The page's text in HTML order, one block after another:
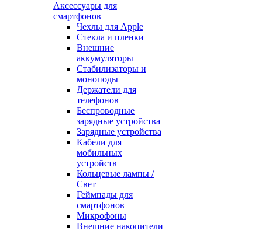
Аксессуары для
смартфонов
Чехлы для Apple
Стекла и пленки
Внешние
аккумуляторы
Стабилизаторы и
моноподы
Держатели для
телефонов
Беспроводные
зарядные устройства
Зарядные устройства
Кабели для
мобильных
устройств
Кольцевые лампы /
Свет
Геймпады для
смартфонов
Микрофоны
Внешние накопители